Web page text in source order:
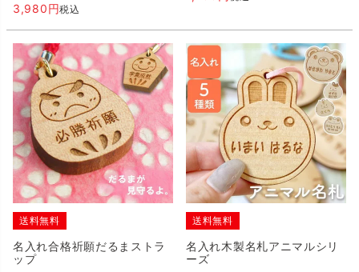
3,980 税込
送料無料
名入れ合格祈願だるまストラ
ップ
送料無料
名入れ木製名札アニマルシリ
ーズ